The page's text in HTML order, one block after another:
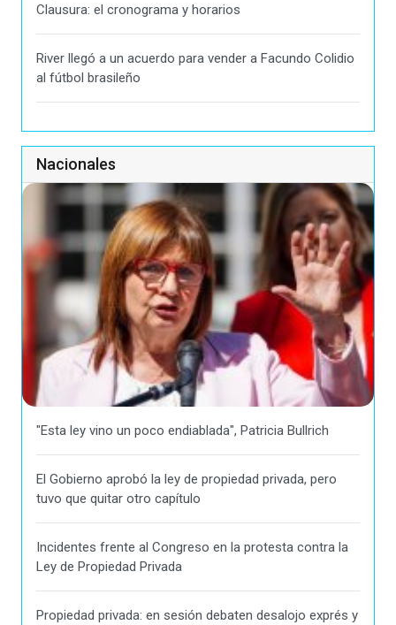
Clausura: el cronograma y horarios
River llegó a un acuerdo para vender a Facundo Colidio
al fútbol brasileño
Nacionales
"Esta ley vino un poco endiablada", Patricia Bullrich
El Gobierno aprobó la ley de propiedad privada, pero
tuvo que quitar otro capítulo
Incidentes frente al Congreso en la protesta contra la
Ley de Propiedad Privada
Propiedad privada: en sesión debaten desalojo exprés y